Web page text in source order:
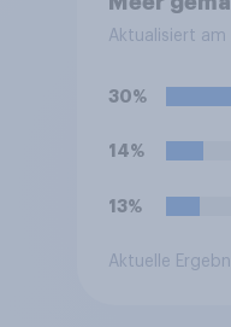
Aktualisiert
30%
14%
13%
Aktuelle